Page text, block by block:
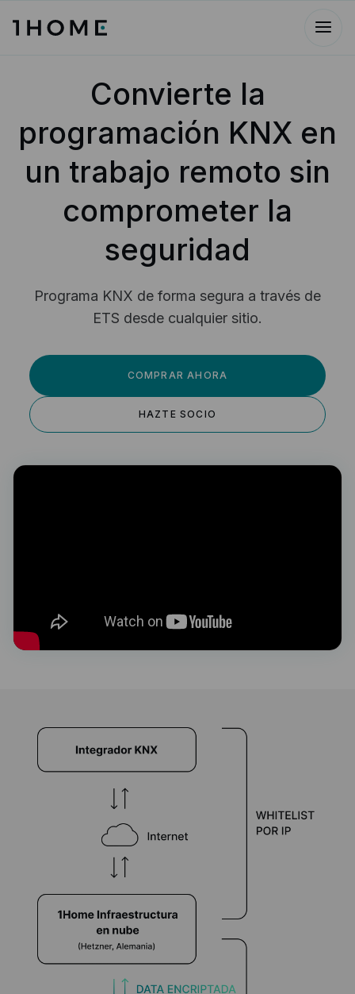
Convierte la
programación KNX en
un trabajo remoto sin
comprometer la
seguridad
Programa KNX de forma segura a través de
ETS desde cualquier sitio.
COMPRAR AHORA
HAZTE SOCIO